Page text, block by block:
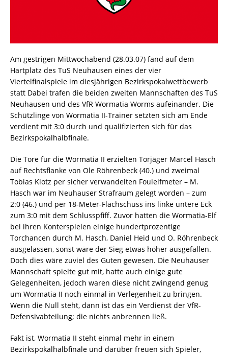
Am gestrigen Mittwochabend (28.03.07) fand auf dem
Hartplatz des TuS Neuhausen eines der vier
Viertelfinalspiele im diesjährigen Bezirkspokalwettbewerb
statt Dabei trafen die beiden zweiten Mannschaften des TuS
Neuhausen und des VfR Wormatia Worms aufeinander. Die
Schützlinge von Wormatia II-Trainer setzten sich am Ende
verdient mit 3:0 durch und qualifizierten sich für das
Bezirkspokalhalbfinale.
Die Tore für die Wormatia II erzielten Torjäger Marcel Hasch
auf Rechtsflanke von Ole Röhrenbeck (40.) und zweimal
Tobias Klotz per sicher verwandelten Foulelfmeter – M.
Hasch war im Neuhauser Strafraum gelegt worden – zum
2:0 (46.) und per 18-Meter-Flachschuss ins linke untere Eck
zum 3:0 mit dem Schlusspfiff. Zuvor hatten die Wormatia-Elf
bei ihren Konterspielen einige hundertprozentige
Torchancen durch M. Hasch, Daniel Heid und O. Röhrenbeck
ausgelassen, sonst wäre der Sieg etwas höher ausgefallen.
Doch dies wäre zuviel des Guten gewesen. Die Neuhauser
Mannschaft spielte gut mit, hatte auch einige gute
Gelegenheiten, jedoch waren diese nicht zwingend genug
um Wormatia II noch einmal in Verlegenheit zu bringen.
Wenn die Null steht, dann ist das ein Verdienst der VfR-
Defensivabteilung; die nichts anbrennen ließ.
Fakt ist, Wormatia II steht einmal mehr in einem
Bezirkspokalhalbfinale und darüber freuen sich Spieler,